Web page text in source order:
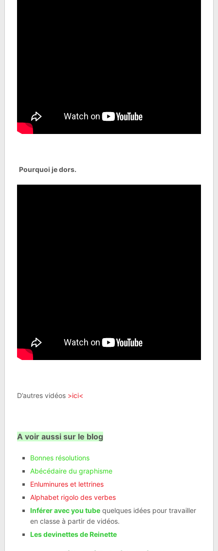
Pourquoi je dors.
D’autres vidéos >ici<
A voir aussi sur le blog
Bonnes résolutions
Abécédaire du graphisme
Enluminures et lettrines
Alphabet rigolo des verbes
Inférer avec you tubequelques idées pour travailler
en classe à partir de vidéos.
Les devinettes de Reinette